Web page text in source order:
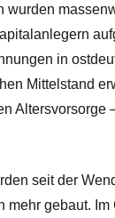
wurden
in
Mittelstand
Altersvorsorge
seit der
mehr gebaut. Im